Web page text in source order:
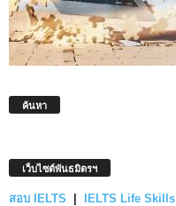
ค้นหา
เว็บไซต์พันธมิตรฯ
สอบ IELTS IELTS Life Skills